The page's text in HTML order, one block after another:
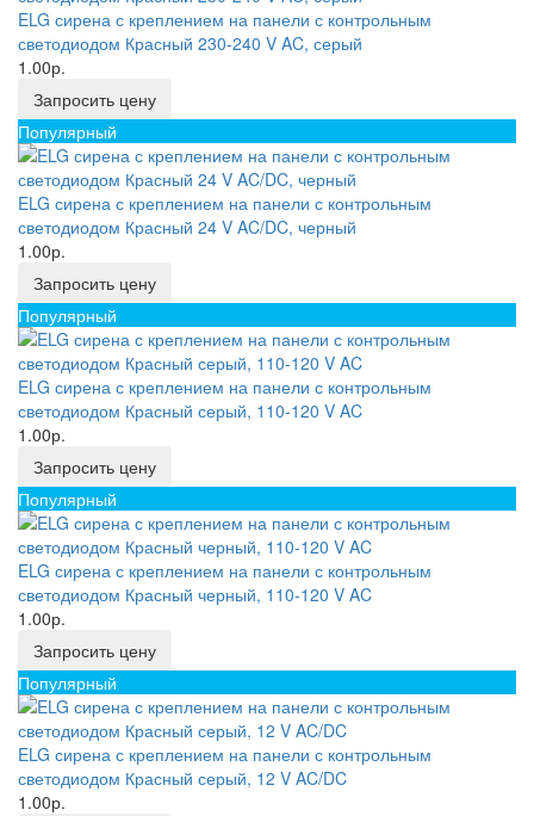
ELG сирена с креплением на панели с контрольным
светодиодом Красный 230-240 V AC, серый
1.00р.
Запросить цену
Популярный
ELG сирена с креплением на панели с контрольным
светодиодом Красный 24 V AC/DC, черный
1.00р.
Запросить цену
Популярный
ELG сирена с креплением на панели с контрольным
светодиодом Красный серый, 110-120 V AC
1.00р.
Запросить цену
Популярный
ELG сирена с креплением на панели с контрольным
светодиодом Красный черный, 110-120 V AC
1.00р.
Запросить цену
Популярный
ELG сирена с креплением на панели с контрольным
светодиодом Красный серый, 12 V AC/DC
1.00р.